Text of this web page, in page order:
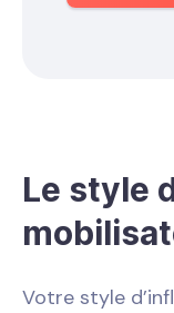
Le style
Votre style